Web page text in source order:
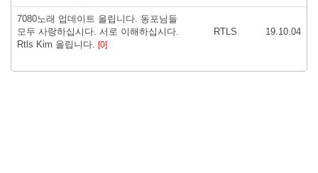
7080노래 업데이트 올립니다. 동포님들
모두 사랑하십시다. 서로 이해하십시다.
Rtls Kim 올립니다. [0]
RTLS 19.10.04